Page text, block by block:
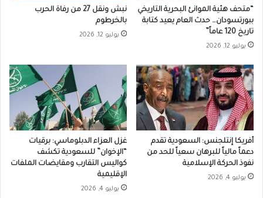
“متحف هئية الموانئ البحرية التاريخي
ببورتسودان… حدث العام يعيد كتابة
تاريخ 120 عاماً”
يوليو 12, 2026
نبش ونقل 27 من رفاة الحرب
بالخرطوم
يوليو 12, 2026
أفريكا إنتلجنس: السعودية تقدم
دعماً مالياً للبرهان سعياً للحد من
نفوذ الحركة الإسلامية
يوليو 4, 2026
غزل العزاء الدبلوماسي: برقيات
“الإخوان” للسعودية تكشف
كواليس التقارب ومقايضات الملفات
الإقليمية
يوليو 4, 2026